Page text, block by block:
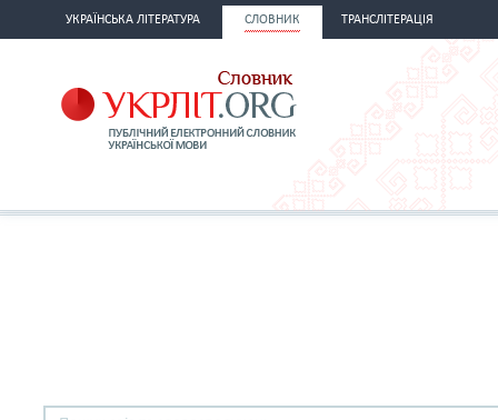
УКРАЇНСЬКА ЛІТЕРАТУРА СЛОВНИК ТРАНСЛІТЕРАЦІЯ